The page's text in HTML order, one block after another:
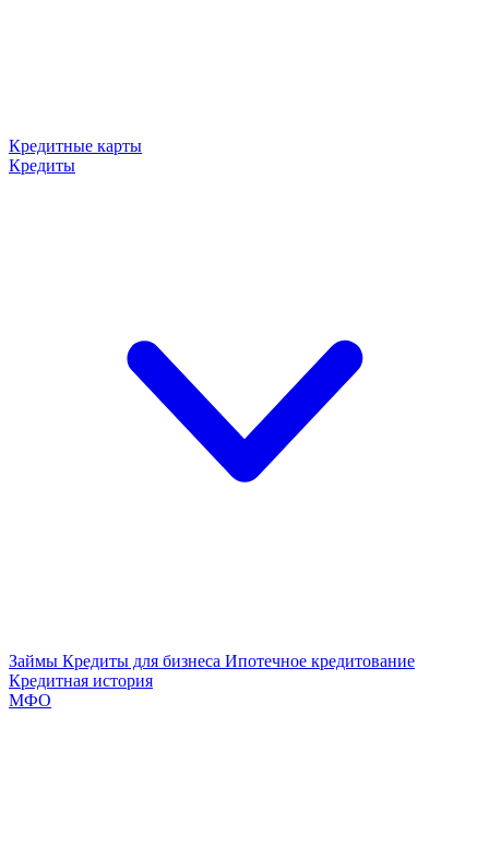
Кредитные карты
Кредиты
Займы Кредиты для бизнеса Ипотечное кредитование
Кредитная история
МФО